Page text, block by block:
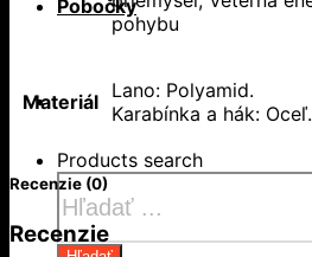
Pobočky
Products search
pohybu
Materiál
Lano: Polyamid.
Karabínka a hák: Oceľ.
Recenzie (0)
Recenzie